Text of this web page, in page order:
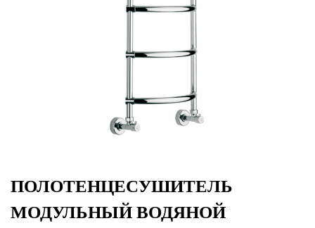
ПОЛОТЕНЦЕСУШИТЕЛЬ
МОДУЛЬНЫЙ ВОДЯНОЙ